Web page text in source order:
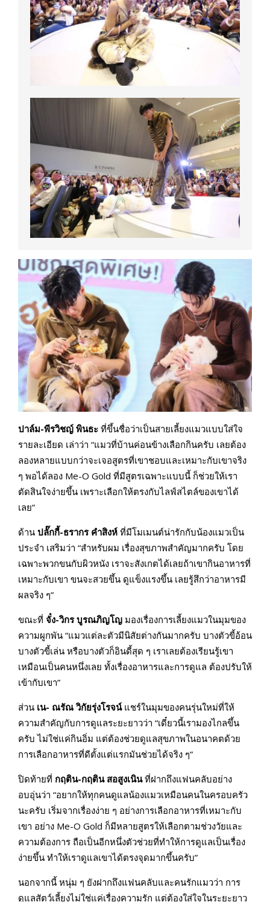
ปาล์ม-พีรวิชญ์ พินธะ ที่ขึ้นชื่อว่าเป็นสายเลี้ยงแมวแบบใส่ใจ
รายละเอียด เล่าว่า “แมวที่บ้านค่อนข้างเลือกกินครับ เลยต้อง
ลองหลายแบบกว่าจะเจอสูตรที่เขาชอบและเหมาะกับเขาจริง
ๆ พอได้ลอง Me-O Gold ที่มีสูตรเฉพาะแบบนี้ ก็ช่วยให้เรา
ตัดสินใจง่ายขึ้น เพราะเลือกให้ตรงกับไลฟ์สไตล์ของเขาได้
เลย”
ด้าน ปลั๊กกี้-ธรากร คำสิงห์ ที่มีโมเมนต์น่ารักกับน้องแมวเป็น
ประจำ เสริมว่า “สำหรับผม เรื่องสุขภาพสำคัญมากครับ โดย
เฉพาะพวกขนกับผิวหนัง เราจะสังเกตได้เลยถ้าเขากินอาหารที่
เหมาะกับเขา ขนจะสวยขึ้น ดูแข็งแรงขึ้น เลยรู้สึกว่าอาหารมี
ผลจริง ๆ”
ขณะที่ จั๋ง-วิกร บูรณภิญโญ มองเรื่องการเลี้ยงแมวในมุมของ
ความผูกพัน “แมวแต่ละตัวมีนิสัยต่างกันมากครับ บางตัวขี้อ้อน
บางตัวขี้เล่น หรือบางตัวก็อินดี้สุด ๆ เราเลยต้องเรียนรู้เขา
เหมือนเป็นคนหนึ่งเลย ทั้งเรื่องอาหารและการดูแล ต้องปรับให้
เข้ากับเขา”
ส่วน เน- ณรัณ วิกัยรุ่งโรจน์แชร์ในมุมของคนรุ่นใหม่ที่ให้
ความสำคัญกับการดูแลระยะยาวว่า “เดี๋ยวนี้เรามองไกลขึ้น
ครับ ไม่ใช่แค่กินอิ่ม แต่ต้องช่วยดูแลสุขภาพในอนาคตด้วย
การเลือกอาหารที่ดีตั้งแต่แรกมันช่วยได้จริง ๆ”
ปิดท้ายที่ กฤติน-กฤติน สอสูงเนินที่ฝากถึงแฟนคลับอย่าง
อบอุ่นว่า “อยากให้ทุกคนดูแลน้องแมวเหมือนคนในครอบครัว
นะครับ เริ่มจากเรื่องง่าย ๆ อย่างการเลือกอาหารที่เหมาะกับ
เขา อย่าง Me-O Gold ก็มีหลายสูตรให้เลือกตามช่วงวัยและ
ความต้องการ ถือเป็นอีกหนึ่งตัวช่วยที่ทำให้การดูแลเป็นเรื่อง
ง่ายขึ้น ทำให้เราดูแลเขาได้ตรงจุดมากขึ้นครับ”
นอกจากนี้ หนุ่ม ๆ ยังฝากถึงแฟนคลับและคนรักแมวว่า การ
ดูแลสัตว์เลี้ยงไม่ใช่แค่เรื่องความรัก แต่ต้องใส่ใจในระยะยาว